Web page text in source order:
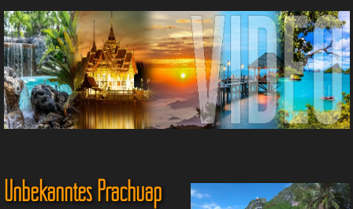
Unbekanntes Prachuap